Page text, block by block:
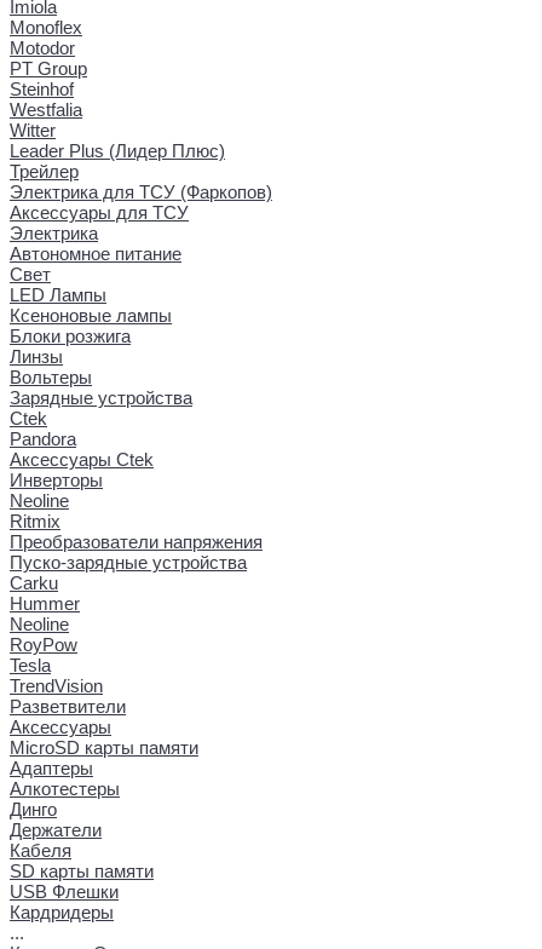
Imiola
Monoflex
Motodor
PT Group
Steinhof
Westfalia
Witter
Leader Plus (Лидер Плюс)
Трейлер
Электрика для ТСУ (Фаркопов)
Аксессуары для ТСУ
Электрика
Автономное питание
Свет
LED Лампы
Ксеноновые лампы
Блоки розжига
Линзы
Вольтеры
Зарядные устройства
Ctek
Pandora
Аксессуары Ctek
Инверторы
Neoline
Ritmix
Преобразователи напряжения
Пуско-зарядные устройства
Carku
Hummer
Neoline
RoyPow
Tesla
TrendVision
Разветвители
Аксессуары
MicroSD карты памяти
Адаптеры
Алкотестеры
Динго
Держатели
Кабеля
SD карты памяти
USB Флешки
Кардридеры
...